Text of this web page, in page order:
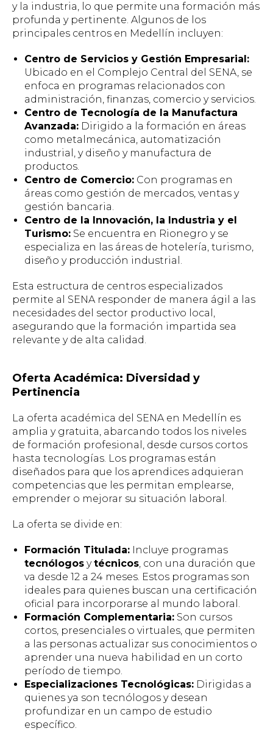
y la industria, lo que permite una formación más
profunda y pertinente. Algunos de los
principales centros en Medellín incluyen:
Centro de Servicios y Gestión Empresarial:
Ubicado en el Complejo Central del SENA, se
enfoca en programas relacionados con
administración, finanzas, comercio y servicios.
Centro de Tecnología de la Manufactura
Avanzada: Dirigido a la formación en áreas
como metalmecánica, automatización
industrial, y diseño y manufactura de
productos.
Centro de Comercio: Con programas en
áreas como gestión de mercados, ventas y
gestión bancaria.
Centro de la Innovación, la Industria y el
Turismo: Se encuentra en Rionegro y se
especializa en las áreas de hotelería, turismo,
diseño y producción industrial.
Esta estructura de centros especializados
permite al SENA responder de manera ágil a las
necesidades del sector productivo local,
asegurando que la formación impartida sea
relevante y de alta calidad.
Oferta Académica: Diversidad y
Pertinencia
La oferta académica del SENA en Medellín es
amplia y gratuita, abarcando todos los niveles
de formación profesional, desde cursos cortos
hasta tecnologías. Los programas están
diseñados para que los aprendices adquieran
competencias que les permitan emplearse,
emprender o mejorar su situación laboral.
La oferta se divide en:
Formación Titulada: Incluye programas
tecnólogos ytécnicos, con una duración que
va desde 12 a 24 meses. Estos programas son
ideales para quienes buscan una certificación
oficial para incorporarse al mundo laboral.
Formación Complementaria: Son cursos
cortos, presenciales o virtuales, que permiten
a las personas actualizar sus conocimientos o
aprender una nueva habilidad en un corto
período de tiempo.
Especializaciones Tecnológicas: Dirigidas a
quienes ya son tecnólogos y desean
profundizar en un campo de estudio
específico.